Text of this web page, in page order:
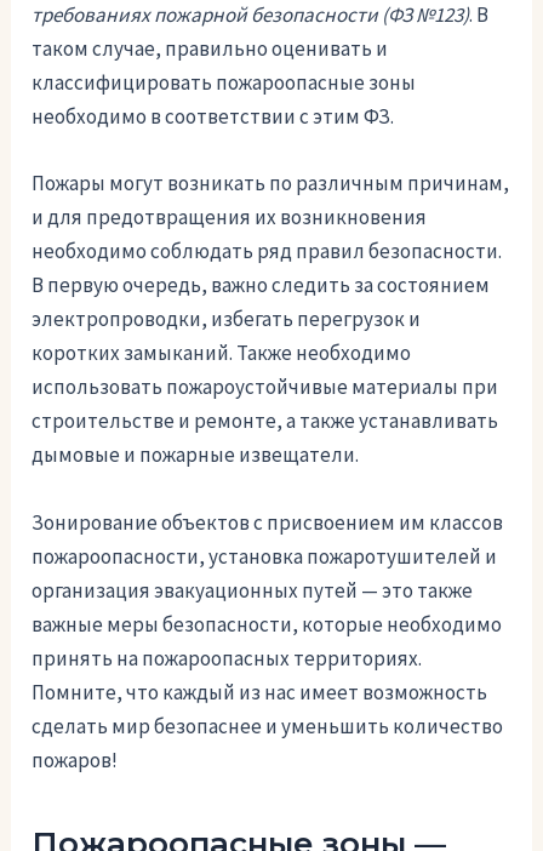
требованиях пожарной безопасности (ФЗ №123). В
таком случае, правильно оценивать и
классифицировать пожароопасные зоны
необходимо в соответствии с этим ФЗ.
Пожары могут возникать по различным причинам,
и для предотвращения их возникновения
необходимо соблюдать ряд правил безопасности.
В первую очередь, важно следить за состоянием
электропроводки, избегать перегрузок и
коротких замыканий. Также необходимо
использовать пожароустойчивые материалы при
строительстве и ремонте, а также устанавливать
дымовые и пожарные извещатели.
Зонирование объектов с присвоением им классов
пожароопасности, установка пожаротушителей и
организация эвакуационных путей — это также
важные меры безопасности, которые необходимо
принять на пожароопасных территориях.
Помните, что каждый из нас имеет возможность
сделать мир безопаснее и уменьшить количество
пожаров!